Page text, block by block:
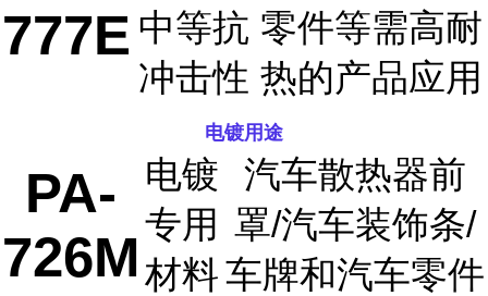
777E 中等抗
冲击性
零件等需高耐
热的产品应用
电镀用途
PA-
726M
电镀
专用
材料
汽车散热器前
罩/汽车装饰条/
车牌和汽车零件